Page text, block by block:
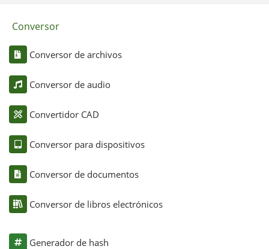
Conversor
Conversor de archivos
Conversor de audio
Convertidor CAD
Conversor para dispositivos
Conversor de documentos
Conversor de libros electrónicos
Generador de hash